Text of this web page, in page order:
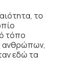
το
τόπο
ανθρώπων,
εδώ τα